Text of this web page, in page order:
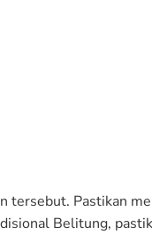
tersebut. Pastikan
Belitung,